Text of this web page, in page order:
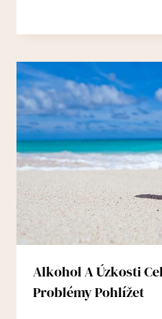
Alkohol A Úzkosti
Problémy Pohlížet